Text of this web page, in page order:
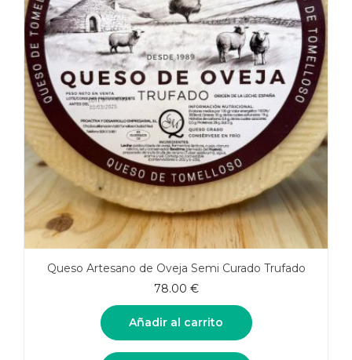
Queso Artesano de Oveja Semi Curado Trufado
78.00 €
Añadir al carrito